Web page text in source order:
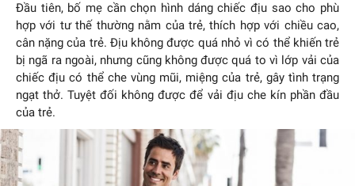
Đầu tiên, bố mẹ cần chọn hình dáng chiếc địu sao cho phù
hợp với tư thế thường nằm của trẻ, thích hợp với chiều cao,
cân nặng của trẻ. Địu không được quá nhỏ vì có thể khiến trẻ
bị ngã ra ngoài, nhưng cũng không được quá to vì lớp vải của
chiếc địu có thể che vùng mũi, miệng của trẻ, gây tình trạng
ngạt thở. Tuyệt đối không được để vải địu che kín phần đầu
của trẻ.